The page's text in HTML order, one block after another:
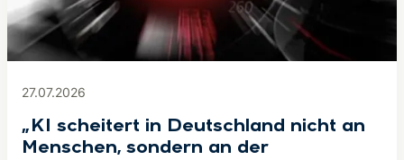
27.07.2026
„KI scheitert in Deutschland nicht an
Menschen, sondern an der